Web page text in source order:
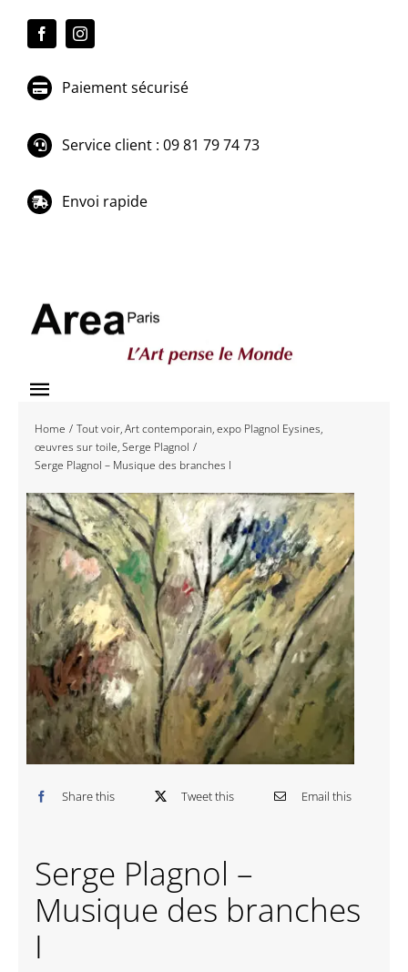
Paiement sécurisé
Service client : 09 81 79 74 73
Envoi rapide
Toggle
Navigation
Accueil
Événements
Artistes
Éditions
Area revue)s(
Area antic
Blog
À propos
Home Tout voir Art contemporain expo Plagnol Eysines
œuvres sur toile Serge Plagnol
Serge Plagnol – Musique des branches I
Share this Tweet this Email this
Serge Plagnol –
Musique des branches
I